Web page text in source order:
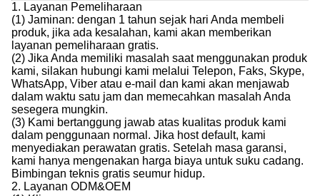
1. Layanan Pemeliharaan
(1) Jaminan: dengan 1 tahun sejak hari Anda membeli
produk, jika ada kesalahan, kami akan memberikan
layanan pemeliharaan gratis.
(2) Jika Anda memiliki masalah saat menggunakan produk
kami, silakan hubungi kami melalui Telepon, Faks, Skype,
WhatsApp, Viber atau e-mail dan kami akan menjawab
dalam waktu satu jam dan memecahkan masalah Anda
sesegera mungkin.
(3) Kami bertanggung jawab atas kualitas produk kami
dalam penggunaan normal. Jika host default, kami
menyediakan perawatan gratis. Setelah masa garansi,
kami hanya mengenakan harga biaya untuk suku cadang.
Bimbingan teknis gratis seumur hidup.
2. Layanan ODM&OEM